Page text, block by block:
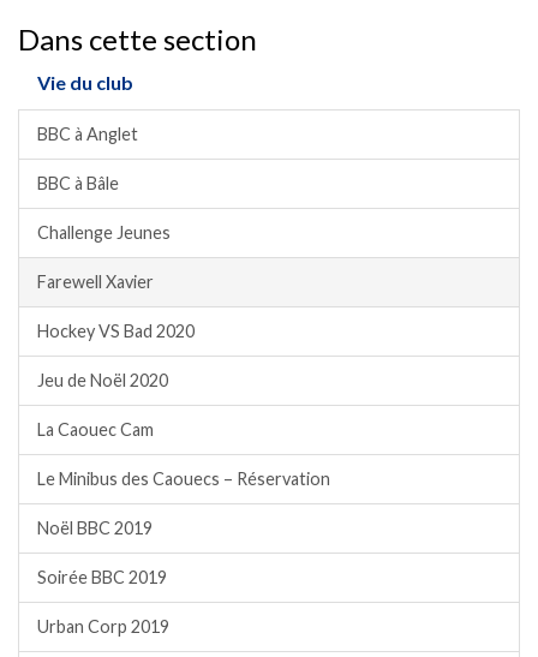
Dans cette section
Vie du club
BBC à Anglet
BBC à Bâle
Challenge Jeunes
Farewell Xavier
Hockey VS Bad 2020
Jeu de Noël 2020
La Caouec Cam
Le Minibus des Caouecs – Réservation
Noël BBC 2019
Soirée BBC 2019
Urban Corp 2019